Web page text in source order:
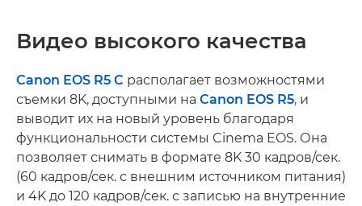
Видео высокого качества
Canon EOS R5 C располагает возможностями
съемки 8K, доступными на Canon EOS R5, и
выводит их на новый уровень благодаря
функциональности системы Cinema EOS. Она
позволяет снимать в формате 8K 30 кадров/сек.
(60 кадров/сек. с внешним источником питания)
и 4K до 120 кадров/сек. с записью на внутренние